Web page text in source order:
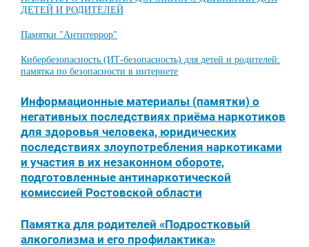
ДЕТЕЙ И РОДИТЕЛЕЙ
Памятки "Антитеррор"
Кибербезопасность (ИТ-безопасность) для детей и родителей:
памятка по безопасности в интернете
Информационные материалы (памятки) о
негативных последствиях приёма наркотиков
для здоровья человека, юридических
последствиях злоупотребления наркотиками
и участия в их незаконном обороте,
подготовленные антинаркотической
комиссией Ростовской области
Памятка для родителей «Подростковый
алкоголизма и его профилактика»